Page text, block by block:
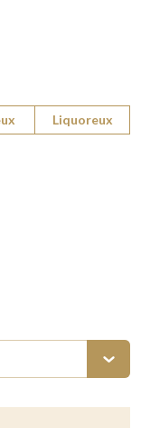
Liquoreux